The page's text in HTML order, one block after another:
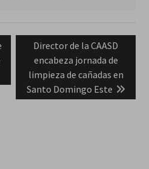
Next
post:
Director de la CAASD
encabeza jornada de
limpieza de cañadas en
Santo Domingo Este